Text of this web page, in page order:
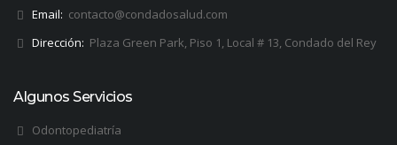
Email: contacto@condadosalud.com
Dirección: Plaza Green Park, Piso 1, Local # 13, Condado del Rey
Algunos Servicios
Odontopediatría